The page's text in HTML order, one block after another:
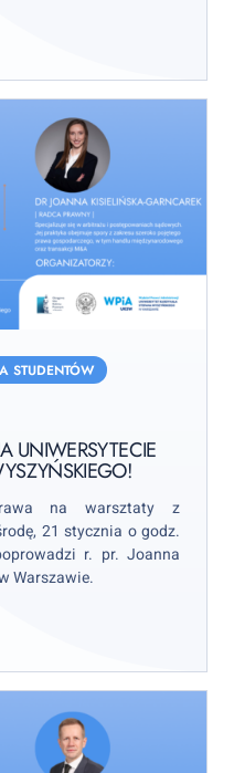
STUDENTÓW
UNIWERSYTECIE
na warsztaty z
21 stycznia o godz.
r. pr. Joanna
Warszawie.